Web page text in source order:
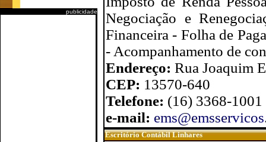
publicidade
Negociação e
Financeira - Folha de
- Acompanhamento de
Endereço: Rua Joaquim
CEP: 13570-640
Telefone: (16) 3368-
e-mail:
Escritório Contábil Linhares